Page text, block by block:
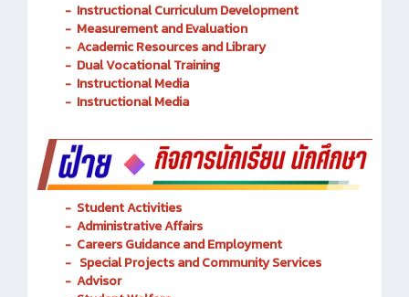
- Instructional Curriculum Development
- Measurement and Evaluation
- Academic Resources and Library
- Dual Vocational Training
- Instructional Media
- Instructional Media
- Student Activities
- Administrative Affairs
- Careers Guidance and Employment
- Special Projects and Community Services
- Advisor